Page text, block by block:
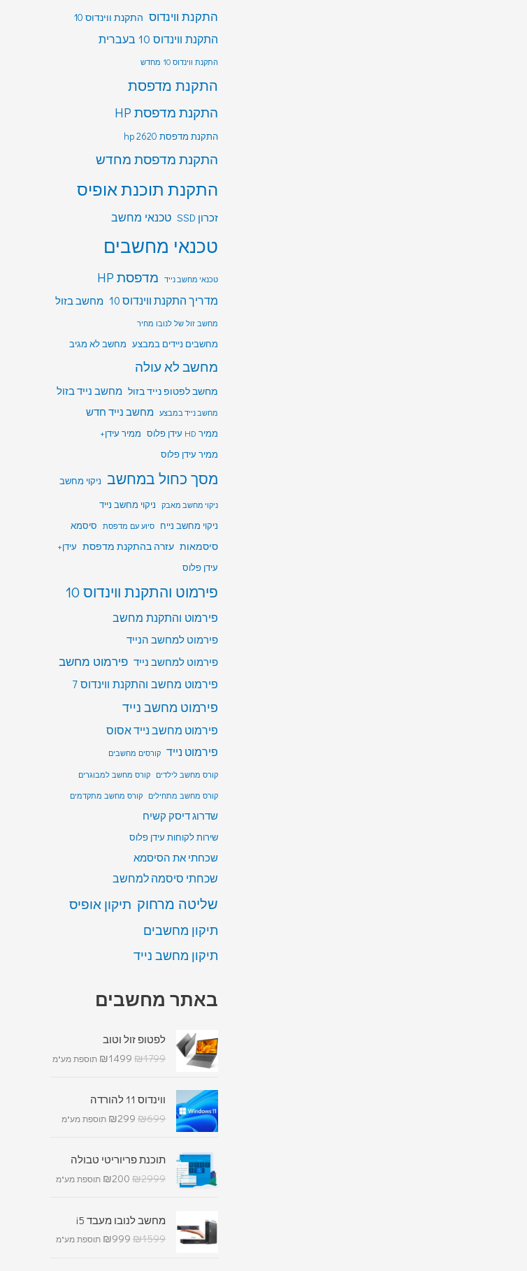
התקנת ווינדוס התקנת ווינדוס 10
התקנת ווינדוס 10 בעברית
התקנת ווינדוס 10 מחדש
התקנת מדפסת
התקנת מדפסת HP
התקנת מדפסת hp 2620
התקנת מדפסת מחדש
התקנת תוכנת אופיס
זכרון SSD טכנאי מחשב
טכנאי מחשבים
טכנאי מחשב נייד מדפסת HP
מדריך התקנת ווינדוס 10 מחשב בזול
מחשב זול של לנובו מחיר
מחשבים ניידים במבצע מחשב לא מגיב
מחשב לא עולה
מחשב לפטופ נייד בזול מחשב נייד בזול
מחשב נייד במבצע מחשב נייד חדש
ממיר HD עידן פלוס
ממיר עידן+
ממיר עידן פלוס
מסך כחול במחשב ניקוי מחשב
ניקוי מחשב מאבק
ניקוי מחשב נייד
ניקוי מחשב נייח סיוע עם מדפסת סיסמא
סיסמאות עזרה בהתקנת מדפסת עידן+
עידן פלוס
פירמוט והתקנת ווינדוס 10
פירמוט והתקנת מחשב
פירמוט למחשב הנייד
פירמוט למחשב נייד פירמוט מחשב
פירמוט מחשב והתקנת ווינדוס 7
פירמוט מחשב נייד
פירמוט מחשב נייד אסוס
פירמוט נייד קורסים מחשבים
קורס מחשב לילדים קורס מחשב למבוגרים
קורס מחשב מתחילים קורס מחשב מתקדמים
שדרוג דיסק קשיח
שירות לקוחות עידן פלוס
שכחתי את הסיסמא
שכחתי סיסמה למחשב
שליטה מרחוק תיקון אופיס
תיקון מחשבים
תיקון מחשב נייד
באתר מחשבים
לפטופ זול וטוב
₪1799
₪1499 תוספת מע"מ
ווינדוס 11 להורדה
₪699
₪299 תוספת מע"מ
תוכנת פריוריטי טבולה
₪2999
₪200 תוספת מע"מ
מחשב לנובו מעבד i5
₪1599
₪999 תוספת מע"מ